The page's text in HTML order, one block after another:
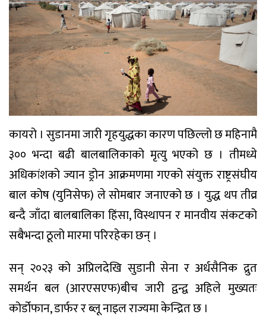
कायरो । सुडानमा जारी गृहयुद्धका कारण पछिल्लो छ महिनामै
३०० भन्दा बढी बालबालिकाको मृत्यु भएको छ । तीमध्ये
अधिकांशको ज्यान ड्रोन आक्रमणमा गएको संयुक्त राष्ट्रसंघीय
बाल कोष (युनिसेफ) ले सोमबार जनाएको छ । युद्ध थप तीव्र
बन्दै जाँदा बालबालिका हिंसा, विस्थापन र मानवीय संकटको
सबैभन्दा ठूलो मारमा परिरहेका छन् ।
सन् २०२३ को अप्रिलदेखि सुडानी सेना र अर्धसैनिक द्रुत
समर्थन बल (आरएसएफ)बीच जारी द्वन्द्व अहिले मुख्यतः
कोर्डोफान, डार्फर र ब्लू नाइल राज्यमा केन्द्रित छ ।